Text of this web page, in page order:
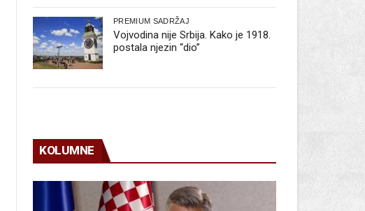
PREMIUM SADRŽAJ
Vojvodina nije Srbija. Kako je 1918.
postala njezin “dio”
KOLUMNE